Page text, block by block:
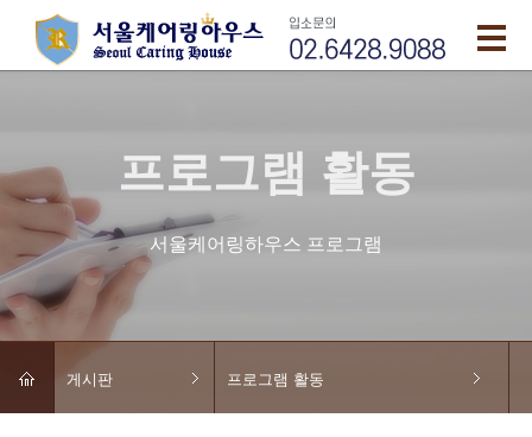
프로그램 활동
서울케어링하우스 프로그램
게시판 프로그램 활동